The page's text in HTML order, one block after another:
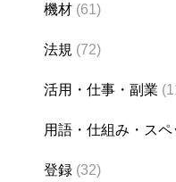
機材 (61)
法規 (72)
活用・仕事・副業
用語・仕組み・ス
登録 (32)